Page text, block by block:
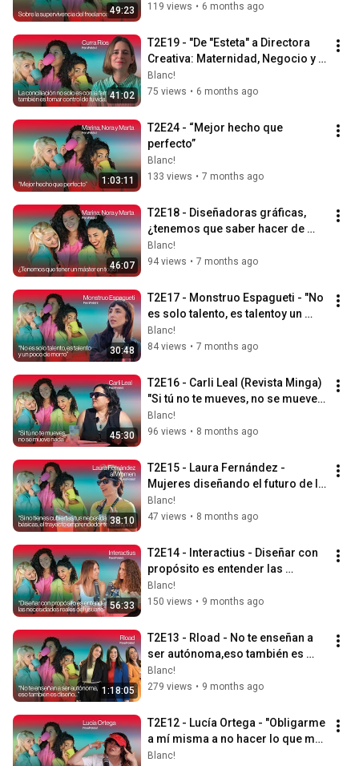
49:23
119 views • 6 months ago
41:02
T2E19 - "De "Esteta" a Directora
Creativa: Maternidad, Negocio y
Branding"
Blanc!
75 views • 6 months ago
1:03:11
T2E24 - “Mejor hecho que
perfecto”
Blanc!
133 views • 7 months ago
46:07
T2E18 - Diseñadoras gráficas,
¿tenemos que saber hacer de
todo?
Blanc!
94 views • 7 months ago
30:48
T2E17 - Monstruo Espagueti - "No
es solo talento, es talentoy un
poco de morro"
Blanc!
84 views • 7 months ago
45:30
T2E16 - Carli Leal (Revista Minga)
"Si tú no te mueves, no se mueve
nada"
Blanc!
96 views • 8 months ago
38:10
T2E15 - Laura Fernández -
Mujeres diseñando el futuro de la
tecnología
Blanc!
47 views • 8 months ago
56:33
T2E14 - Interactius - Diseñar con
propósito es entender las
necesidades reales del usuario
Blanc!
150 views • 9 months ago
1:18:05
T2E13 - Rload - No te enseñan a
ser autónoma,eso también es
diseño
Blanc!
279 views • 9 months ago
T2E12 - Lucía Ortega - "Obligarme
a mí misma a no hacer lo que me
han enseñado que haga"
Blanc!